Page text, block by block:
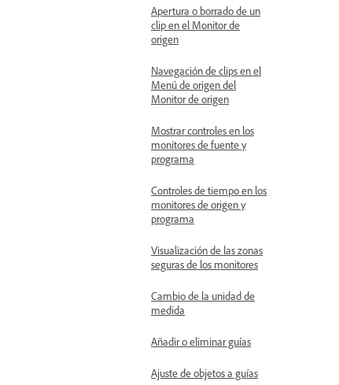
Apertura o borrado de un
clip en el Monitor de
origen
Navegación de clips en el
Menú de origen del
Monitor de origen
Mostrar controles en los
monitores de fuente y
programa
Controles de tiempo en los
monitores de origen y
programa
Visualización de las zonas
seguras de los monitores
Cambio de la unidad de
medida
Añadir o eliminar guías
Ajuste de objetos a guías